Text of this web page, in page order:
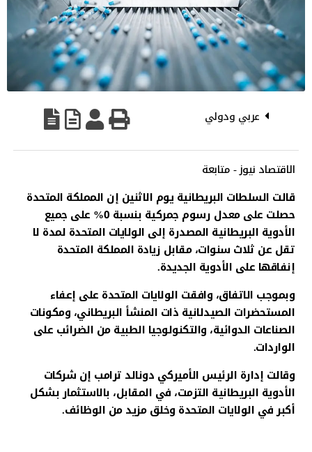
عربي ودولي
الاقتصاد نيوز - متابعة
قالت السلطات البريطانية يوم الاثنين إن المملكة المتحدة
حصلت على معدل رسوم جمركية بنسبة 0% على جميع
الأدوية البريطانية المصدرة إلى الولايات المتحدة لمدة لا
تقل عن ثلاث سنوات، مقابل زيادة المملكة المتحدة
إنفاقها على الأدوية الجديدة.
وبموجب الاتفاق، وافقت الولايات المتحدة على إعفاء
المستحضرات الصيدلانية ذات المنشأ البريطاني، ومكونات
الصناعات الدوائية، والتكنولوجيا الطبية من الضرائب على
الواردات.
وقالت إدارة الرئيس الأميركي دونالد ترامب إن شركات
الأدوية البريطانية التزمت، في المقابل، بالاستثمار بشكل
أكبر في الولايات المتحدة وخلق مزيد من الوظائف.